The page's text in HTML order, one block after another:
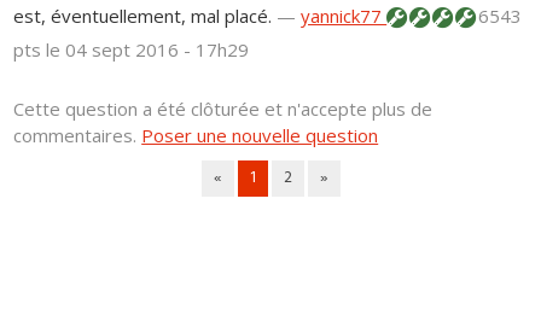
est, éventuellement, mal placé. —yannick77
6543
ptsle 04 sept 2016 - 17h29
Cette question a été clôturée et n'accepte plus de
commentaires. Poser une nouvelle question
« 1 2 »